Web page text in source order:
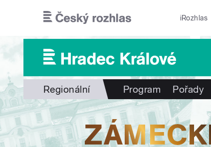
iRozhlas
Regionální Program Pořady